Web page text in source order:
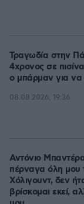
Τραγωδία στην
4χρονος σε
ο μπάρμαν για να
08.08.2026, 19:36
Αντόνιο
πέρναγα όλη μου
Χόλιγουντ, δεν
βρίσκομαι εκεί,